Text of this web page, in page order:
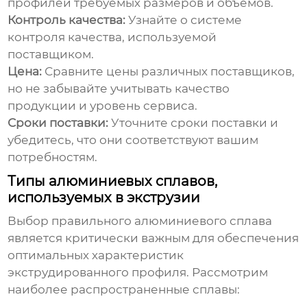
профилей требуемых размеров и объемов.
Контроль качества: Узнайте о системе
контроля качества, используемой
поставщиком.
Цена: Сравните цены различных поставщиков,
но не забывайте учитывать качество
продукции и уровень сервиса.
Сроки поставки: Уточните сроки поставки и
убедитесь, что они соответствуют вашим
потребностям.
Типы алюминиевых сплавов,
используемых в экструзии
Выбор правильного алюминиевого сплава
является критически важным для обеспечения
оптимальных характеристик
экструдированного профиля. Рассмотрим
наиболее распространенные сплавы: